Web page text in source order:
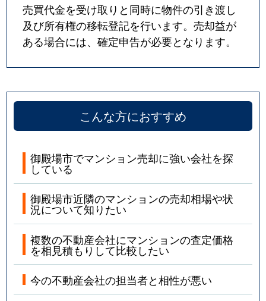
売買代金を受け取りと同時に物件の引き渡し
及び所有権の移転登記を行います。売却益が
ある場合には、確定申告が必要となります。
こんな方におすすめ
御殿場市でマンション売却に強い会社を探
している
御殿場市近隣のマンションの売却相場や状
況について知りたい
複数の不動産会社にマンションの査定価格
を相見積もりして比較したい
今の不動産会社の担当者と相性が悪い